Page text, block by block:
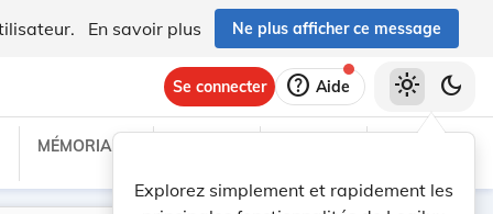
En savoir plus Ne plus afficher ce message
Se connecter help Aide
Explorez simplement et rapidement les
light_mode dark_mode
MÉMORIAL C